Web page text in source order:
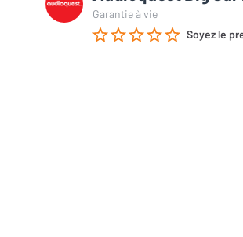
Garantie à vie
Soyez le